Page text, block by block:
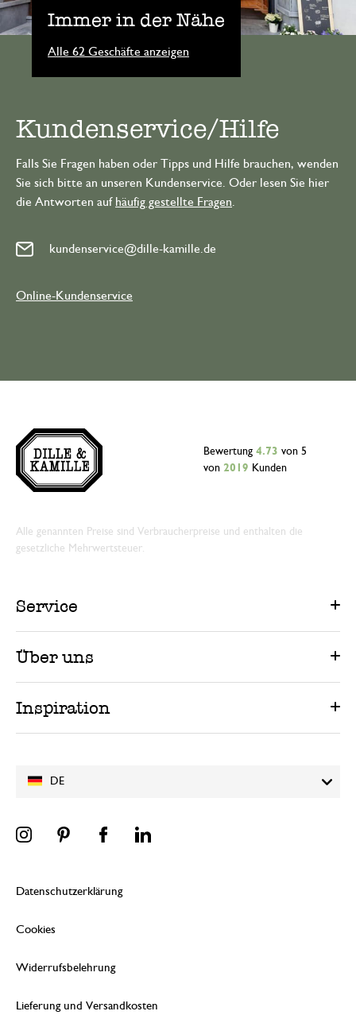
Immer in der Nähe
Alle 62 Geschäfte anzeigen
Kundenservice/Hilfe
Falls Sie Fragen haben oder Tipps und Hilfe brauchen, wenden
Sie sich bitte an unseren Kundenservice. Oder lesen Sie hier
die Antworten auf häufig gestellte Fragen
kundenservice@dille-kamille.de
Online-Kundenservice
DE
Bewertung 4.73 von 5
von 2019 Kunden
Alle genannten Preise sind Verbraucherpreise und enthalten die
gesetzliche Mehrwertsteuer.
Service
Über uns
Inspiration
Datenschutzerklärung
Cookies
Widerrufsbelehrung
Lieferung und Versandkosten